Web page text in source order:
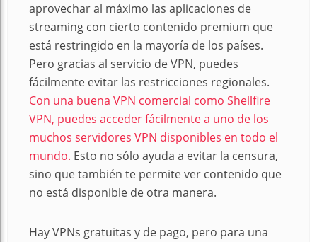
aprovechar al máximo las aplicaciones de
streaming con cierto contenido premium que
está restringido en la mayoría de los países.
Pero gracias al servicio de VPN, puedes
fácilmente evitar las restricciones regionales.
Con una buena VPN comercial como Shellfire
VPN, puedes acceder fácilmente a uno de los
muchos servidores VPN disponibles en todo el
mundo. Esto no sólo ayuda a evitar la censura,
sino que también te permite ver contenido que
no está disponible de otra manera.
Hay VPNs gratuitas y de pago, pero para una